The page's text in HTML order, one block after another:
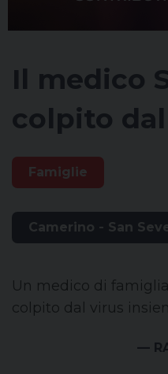
Il medico
colpito dal
Famiglie
Camerino - San
Un medico di
colpito dal virus
—